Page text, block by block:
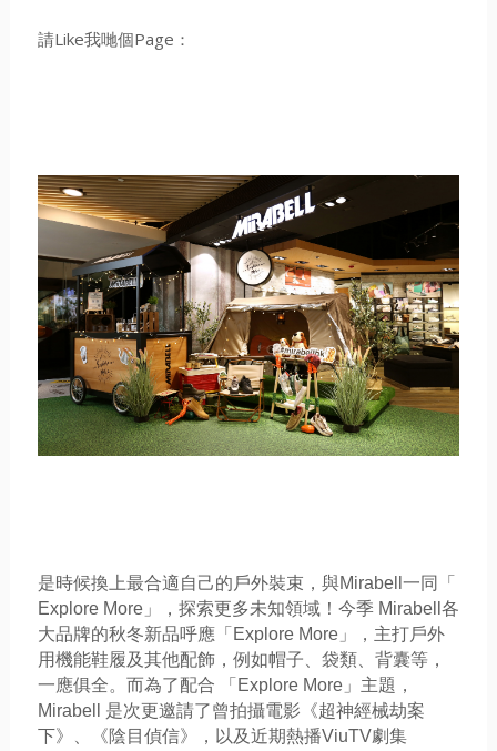
請Like我哋個Page：
是時候換上最合適自己的戶外裝束，與Mirabell一同「
Explore More」，探索更多未知領域！今季 Mirabell各
大品牌的秋冬新品呼應「Explore More」，主打戶外
用機能鞋履及其他配飾，例如帽子、袋類、 背囊等，
一應俱全。而為了配合 「Explore More」主題，
Mirabell 是次更邀請了曾拍攝電影《超神經械劫案
下》、《陰目偵信》， 以及近期熱播ViuTV劇集